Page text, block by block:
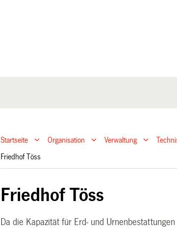
Startseite Organisation Verwaltung
Friedhof Töss
Friedhof Töss
Da die Kapazität für Erd- und